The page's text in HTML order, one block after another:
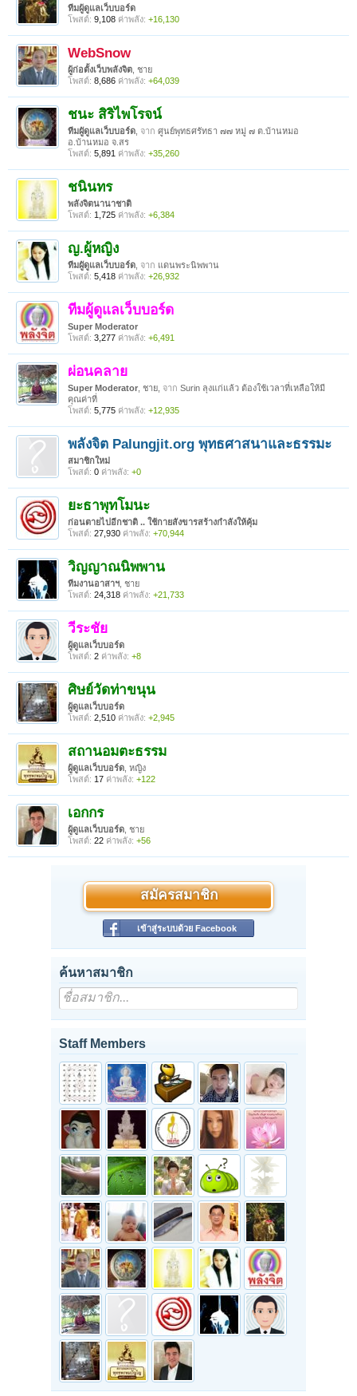
ทีมผู้ดูแลเว็บบอร์ด
โพสต์: 9,108 ค่าพลัง: +16,130
WebSnow
ผู้ก่อตั้งเว็บพลังจิต , ชาย
โพสต์: 8,686 ค่าพลัง: +64,039
ชนะ สิริไพโรจน์
ทีมผูัดูแลเว็บบอร์ด จาก ศูนย์พุทธศรัทธา ๗๗ หมู่ ๗ ต.บ้านหมอ
อ.บ้านหมอ จ.สร
โพสต์: 5,891 ค่าพลัง: +35,260
ชนินทร
พลังจิตนานาชาติ
โพสต์: 1,725 ค่าพลัง: +6,384
ญ.ผู้หญิง
ทีมผูัดูแลเว็บบอร์ด จาก แดนพระนิพพาน
โพสต์: 5,418 ค่าพลัง: +26,932
ทีมผู้ดูแลเว็บบอร์ด
Super Moderator
โพสต์: 3,277 ค่าพลัง: +6,491
ผ่อนคลาย
Super Moderator , ชาย, จาก Surin ลุงแก่แล้ว ต้องใช้เวลาที่เหลือให้มี
คุณค่าที่
โพสต์: 5,775 ค่าพลัง: +12,935
พลังจิต Palungjit.org พุทธศาสนาและธรรมะ
สมาชิกใหม่
โพสต์: 0 ค่าพลัง: +0
ยะธาพุทโมนะ
ก่อนตายไปอีกชาติ .. ใช้กายสังขารสร้างกำลังให้คุ้ม
โพสต์: 27,930 ค่าพลัง: +70,944
วิญญาณนิพพาน
ทีมงานอาสาฯ , ชาย
โพสต์: 24,318 ค่าพลัง: +21,733
วีระชัย
ผู้ดูแลเว็บบอร์ด
โพสต์: 2 ค่าพลัง: +8
ศิษย์วัดท่าขนุน
ผู้ดูแลเว็บบอร์ด
โพสต์: 2,510 ค่าพลัง: +2,945
สถานอมตะธรรม
ผู้ดูแลเว็บบอร์ด , หญิง
โพสต์: 17 ค่าพลัง: +122
เอกกร
ผู้ดูแลเว็บบอร์ด , ชาย
โพสต์: 22 ค่าพลัง: +56
สมัครสมาชิก
เข้าสู่ระบบด้วย Facebook
ค้นหาสมาชิก
Staff Members